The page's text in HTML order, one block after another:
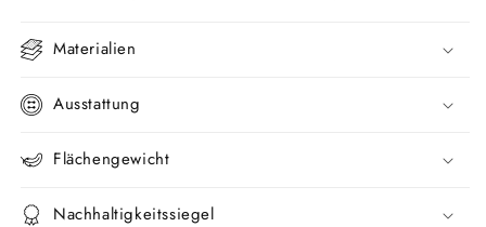
Materialien
Ausstattung
Flächengewicht
Nachhaltigkeitssiegel